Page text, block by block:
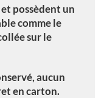
possèdent un
comme le
sur le
aucun
en carton.